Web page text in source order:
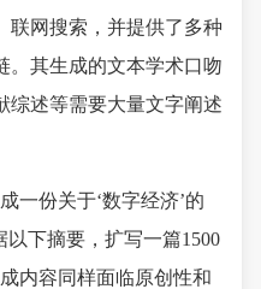
联网搜索，并提供了多种
。其生成的文本学术口吻
综述等需要大量文字阐述
一份关于‘数字经济’的
以下摘要，扩写一篇1500
内容同样面临原创性和